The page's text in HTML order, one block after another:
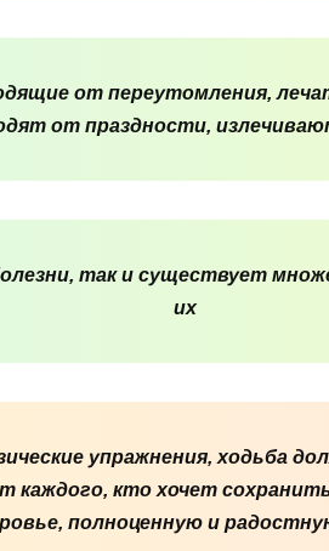
от переутомления,
от праздности,
так и существует
их
упражнения, ходьба
каждого, кто хочет
полноценную и